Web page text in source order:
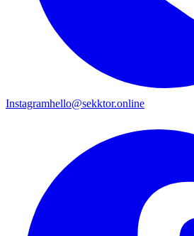
Instagramhello@sekktor.online